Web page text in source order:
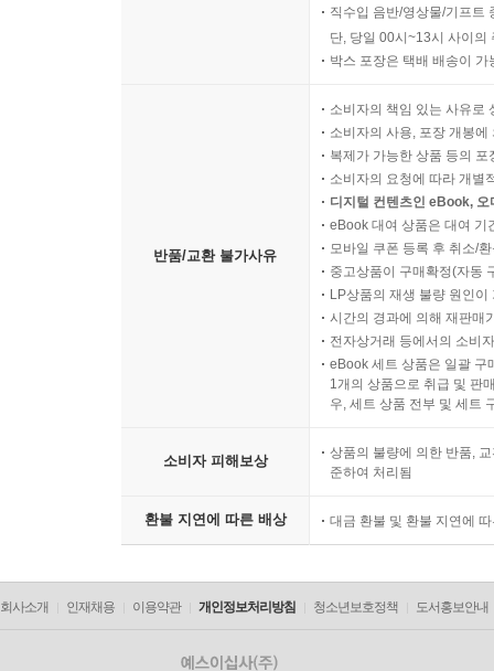
직수입 음반/영상물/기프트
단, 당일 00시~13시 사이의
박스 포장은 택배 배송이
반품/교환 불가사유
소비자의 책임 있는 사유로
소비자의 사용, 포장 개봉
복제가 가능한 상품 등의
소비자의 요청에 따라 개별
디지털 컨텐츠인 eBook,
eBook 대여 상품은 대여 기
모바일 쿠폰 등록 후 취소/
중고상품이 구매확정(자동
LP상품의 재생 불량 원인
시간의 경과에 의해 재판매
전자상거래 등에서의 소비
eBook 세트 상품은 일괄 구
1개의 상품으로 취급 및 판
우, 세트 상품 전부 및 세트
소비자 피해보상
상품의 불량에 의한 반품,
준하여 처리됨
환불 지연에 따른 배상 대금 환불 및 환불 지연에
회사소개 인재채용 이용약관 개인정보처리방침 청소년보호정책 도서홍보안내